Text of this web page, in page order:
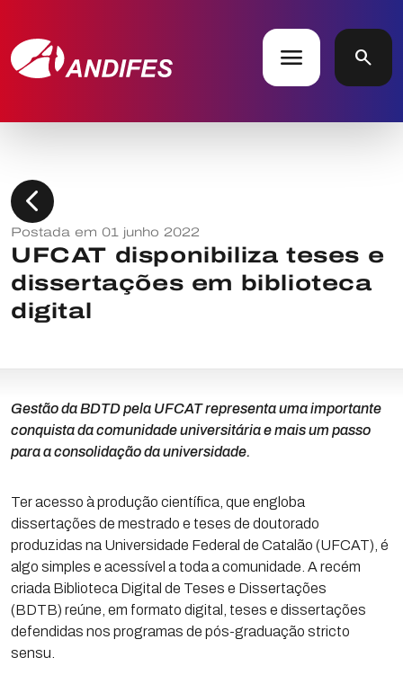
menu search
chevron_left
Postada em 01 junho 2022
UFCAT disponibiliza teses e
dissertações em biblioteca
digital
Gestão da BDTD pela UFCAT representa uma importante
conquista da comunidade universitária e mais um passo
para a consolidação da universidade.
Ter acesso à produção científica, que engloba
dissertações de mestrado e teses de doutorado
produzidas na Universidade Federal de Catalão (UFCAT), é
algo simples e acessível a toda a comunidade. A recém
criada Biblioteca Digital de Teses e Dissertações
(BDTB) reúne, em formato digital, teses e dissertações
defendidas nos programas de pós-graduação stricto
sensu.